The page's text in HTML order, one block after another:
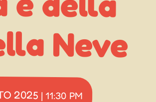
Neve
2025 | 11:30 PM